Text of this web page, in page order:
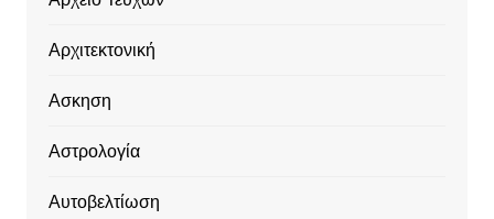
Αρχιτεκτονική
Ασκηση
Αστρολογία
Αυτοβελτίωση